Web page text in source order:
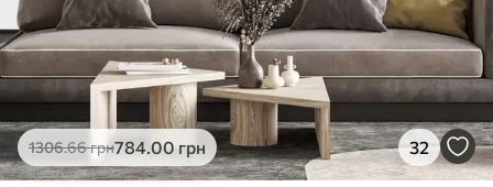
1306.66грн784.00 грн 32